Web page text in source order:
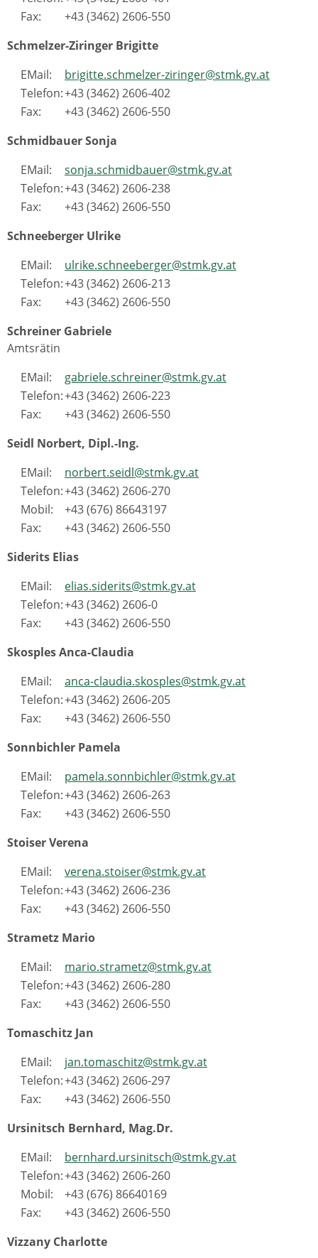
Fax:
+43 (3462) 2606-550
Schmelzer-Ziringer Brigitte
EMail:
brigitte.schmelzer-ziringer@stmk.gv.at
Telefon:+43 (3462) 2606-402
Fax:
+43 (3462) 2606-550
Schmidbauer Sonja
EMail:
sonja.schmidbauer@stmk.gv.at
Telefon:+43 (3462) 2606-238
Fax:
+43 (3462) 2606-550
Schneeberger Ulrike
EMail:
ulrike.schneeberger@stmk.gv.at
Telefon:+43 (3462) 2606-213
Fax:
+43 (3462) 2606-550
Schreiner Gabriele
Amtsrätin
EMail:
gabriele.schreiner@stmk.gv.at
Telefon:+43 (3462) 2606-223
Fax:
+43 (3462) 2606-550
Seidl Norbert, Dipl.-Ing.
EMail:
norbert.seidl@stmk.gv.at
Telefon:+43 (3462) 2606-270
Mobil:
+43 (676) 86643197
Fax:
+43 (3462) 2606-550
Siderits Elias
EMail:
elias.siderits@stmk.gv.at
Telefon:+43 (3462) 2606-0
Fax:
+43 (3462) 2606-550
Skosples Anca-Claudia
EMail:
anca-claudia.skosples@stmk.gv.at
Telefon:+43 (3462) 2606-205
Fax:
+43 (3462) 2606-550
Sonnbichler Pamela
EMail:
pamela.sonnbichler@stmk.gv.at
Telefon:+43 (3462) 2606-263
Fax:
+43 (3462) 2606-550
Stoiser Verena
EMail:
verena.stoiser@stmk.gv.at
Telefon:+43 (3462) 2606-236
Fax:
+43 (3462) 2606-550
Strametz Mario
EMail:
mario.strametz@stmk.gv.at
Telefon:+43 (3462) 2606-280
Fax:
+43 (3462) 2606-550
Tomaschitz Jan
EMail:
jan.tomaschitz@stmk.gv.at
Telefon:+43 (3462) 2606-297
Fax:
+43 (3462) 2606-550
Ursinitsch Bernhard, Mag.Dr.
EMail:
bernhard.ursinitsch@stmk.gv.at
Telefon:+43 (3462) 2606-260
Mobil:
+43 (676) 86640169
Fax:
+43 (3462) 2606-550
Vizzany Charlotte